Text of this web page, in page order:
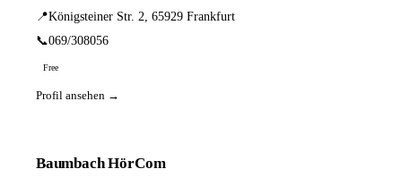
📍Königsteiner Str. 2, 65929 Frankfurt
📞069/308056
Free
Profil ansehen →
Baumbach HörCom